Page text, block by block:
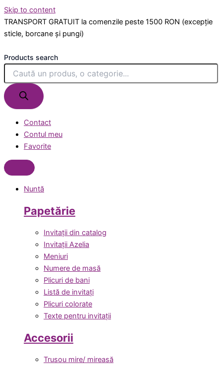
Skip to content
TRANSPORT GRATUIT la comenzile peste 1500 RON (excepție
sticle, borcane și pungi)
Products search
Contact
Contul meu
Favorite
Nuntă
Papetărie
Invitații din catalog
Invitații Azelia
Meniuri
Numere de masă
Plicuri de bani
Listă de invitați
Plicuri colorate
Texte pentru invitații
Accesorii
Trusou mire/ mireasă